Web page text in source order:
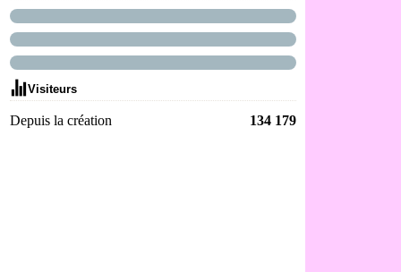
Visiteurs
Depuis la création 134 179